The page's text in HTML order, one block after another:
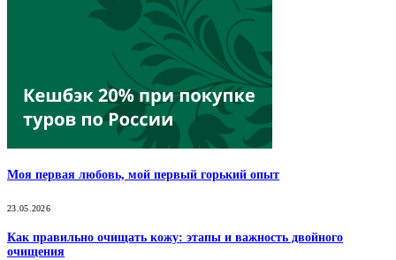
Моя первая любовь, мой первый горький опыт
23.05.2026
Как правильно очищать кожу: этапы и важность двойного
очищения